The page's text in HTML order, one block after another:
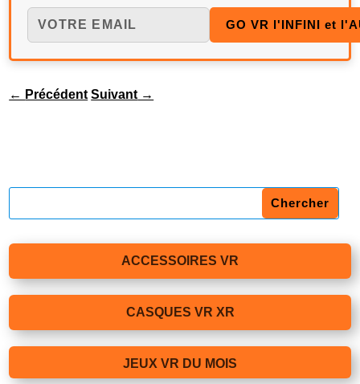
← Précédent Suivant →
ACCESSOIRES VR
CASQUES VR XR
JEUX VR DU MOIS